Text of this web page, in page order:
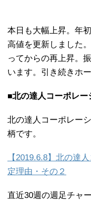
本日も大幅上昇。年
高値を更新しました
ってからの再上昇。
います。引き続きホ
■北の達人コーポレ
北の達人コーポレー
柄です。
【2019.6.8】北の達
定理由・その２
直近30週の週足チャ